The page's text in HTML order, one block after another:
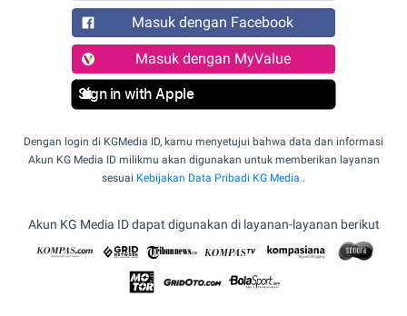
Masuk dengan Facebook
Masuk dengan MyValue
Sign in with Apple
Dengan login di KGMedia ID, kamu menyetujui bahwa data dan informasi
Akun KG Media ID milikmu akan digunakan untuk memberikan layanan
sesuai Kebijakan Data Pribadi KG Media .
Akun KG Media ID dapat digunakan di layanan-layanan berikut